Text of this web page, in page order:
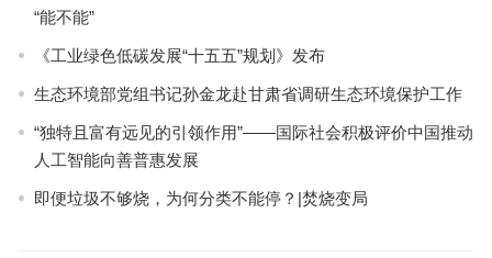
“能不能”
《工业绿色低碳发展“十五五”规划》发布
生态环境部党组书记孙金龙赴甘肃省调研生态环境保护工作
“独特且富有远见的引领作用”——国际社会积极评价中国推动
人工智能向善普惠发展
即便垃圾不够烧，为何分类不能停？|焚烧变局